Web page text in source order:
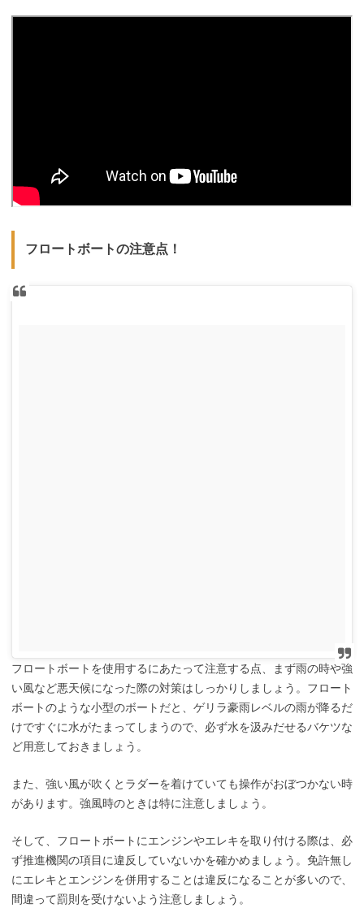
フロートボートの注意点！
フロートボートを使用するにあたって注意する点、まず雨の時や強
い風など悪天候になった際の対策はしっかりしましょう。フロート
ボートのような小型のボートだと、ゲリラ豪雨レベルの雨が降るだ
けですぐに水がたまってしまうので、必ず水を汲みだせるバケツな
ど用意しておきましょう。
また、強い風が吹くとラダーを着けていても操作がおぼつかない時
があります。強風時のときは特に注意しましょう。
そして、フロートボートにエンジンやエレキを取り付ける際は、必
ず推進機関の項目に違反していないかを確かめましょう。免許無し
にエレキとエンジンを併用することは違反になることが多いので、
間違って罰則を受けないよう注意しましょう。